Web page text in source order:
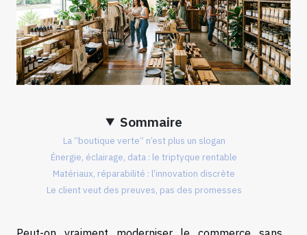
Sommaire
La “boutique verte” n’est plus un slogan
Énergie, éclairage, data : le triptyque rentable
Matériaux, réparabilité : l’innovation discrète
Le client veut des preuves, pas des promesses